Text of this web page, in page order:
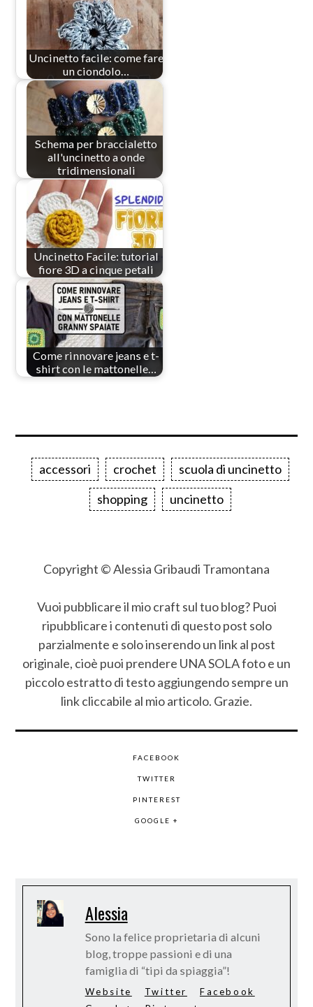
Uncinetto facile: come fare
un ciondolo…
Schema per braccialetto
all'uncinetto a onde
tridimensionali
Uncinetto Facile: tutorial
fiore 3D a cinque petali
Come rinnovare jeans e t-
shirt con le mattonelle…
accessori crochet
scuola di uncinetto
shopping
uncinetto
Copyright © Alessia Gribaudi Tramontana
Vuoi pubblicare il mio craft sul tuo blog? Puoi
ripubblicare i contenuti di questo post solo
parzialmente e solo inserendo un link al post
originale, cioè puoi prendere UNA SOLA foto e un
piccolo estratto di testo aggiungendo sempre un
link cliccabile al mio articolo. Grazie.
FACEBOOK
TWITTER
PINTEREST
GOOGLE +
Alessia
Sono la felice proprietaria di alcuni
blog, troppe passioni e di una
famiglia di “tipi da spiaggia”!
Website Twitter
Facebook